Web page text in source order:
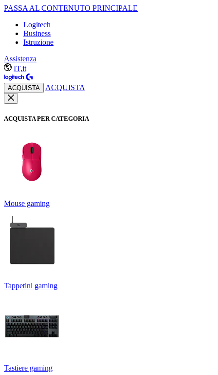
PASSA AL CONTENUTO PRINCIPALE
Logitech
Business
Istruzione
Assistenza
IT,it
ACQUISTA ACQUISTA
ACQUISTA PER CATEGORIA
Mouse gaming
Tappetini gaming
Tastiere gaming